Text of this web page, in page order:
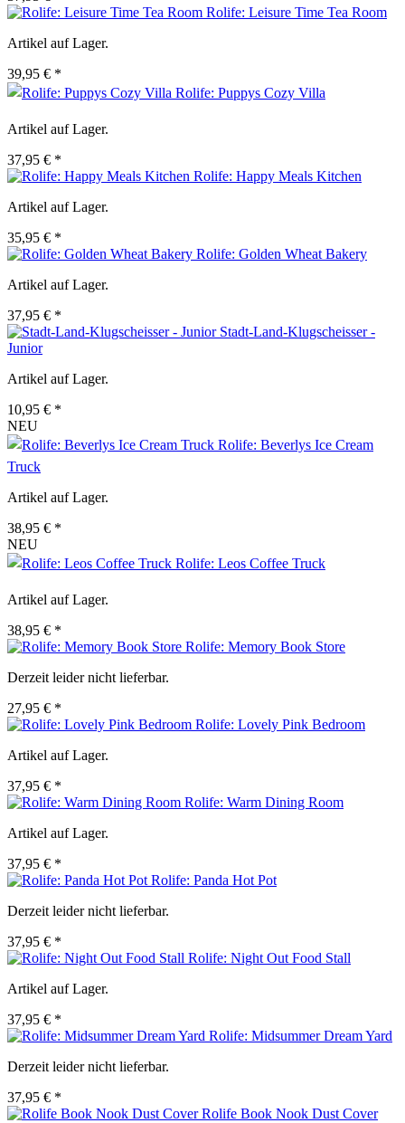
Rolife: Leisure Time Tea Room
Artikel auf Lager.
39,95 € *
Rolife: Puppys Cozy Villa
Artikel auf Lager.
37,95 € *
Rolife: Happy Meals Kitchen
Artikel auf Lager.
35,95 € *
Rolife: Golden Wheat Bakery
Artikel auf Lager.
37,95 € *
Stadt-Land-Klugscheisser -
Junior
Artikel auf Lager.
10,95 € *
NEU
Rolife: Beverlys Ice Cream
Truck
Artikel auf Lager.
38,95 € *
NEU
Rolife: Leos Coffee Truck
Artikel auf Lager.
38,95 € *
Rolife: Memory Book Store
Derzeit leider nicht lieferbar.
27,95 € *
Rolife: Lovely Pink Bedroom
Artikel auf Lager.
37,95 € *
Rolife: Warm Dining Room
Artikel auf Lager.
37,95 € *
Rolife: Panda Hot Pot
Derzeit leider nicht lieferbar.
37,95 € *
Rolife: Night Out Food Stall
Artikel auf Lager.
37,95 € *
Rolife: Midsummer Dream Yard
Derzeit leider nicht lieferbar.
37,95 € *
Rolife Book Nook Dust Cover